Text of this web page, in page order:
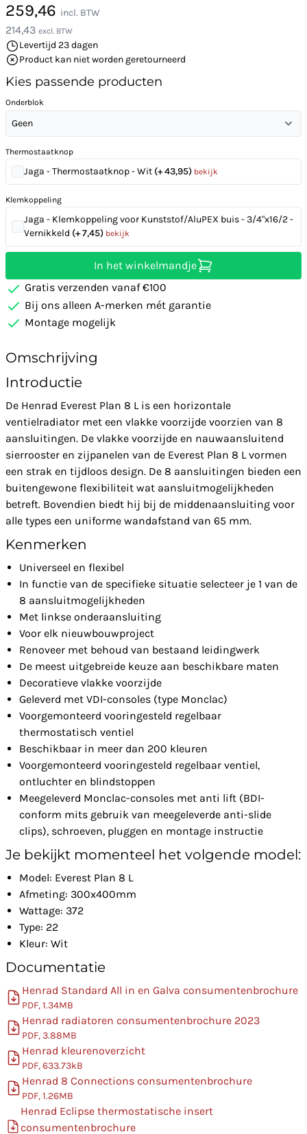
259,46 incl. BTW
214,43 excl. BTW
Levertijd 23 dagen
Product kan niet worden geretourneerd
Kies passende producten
Onderblok
Geen
Thermostaatknop
Jaga - Thermostaatknop - Wit (+ 43,95) bekijk
Klemkoppeling
Jaga - Klemkoppeling voor Kunststof/AluPEX buis - 3/4"x16/2 -
Vernikkeld (+ 7,45) bekijk
In het winkelmandje
Gratis verzenden vanaf €100
Bij ons alleen A-merken mét garantie
Montage mogelijk
Omschrijving
Introductie
De Henrad Everest Plan 8 L is een horizontale
ventielradiator met een vlakke voorzijde voorzien van 8
aansluitingen. De vlakke voorzijde en nauwaansluitend
sierrooster en zijpanelen van de Everest Plan 8 L vormen
een strak en tijdloos design. De 8 aansluitingen bieden een
buitengewone flexibiliteit wat aansluitmogelijkheden
betreft. Bovendien biedt hij bij de middenaansluiting voor
alle types een uniforme wandafstand van 65 mm.
Kenmerken
Universeel en flexibel
In functie van de specifieke situatie selecteer je 1 van de
8 aansluitmogelijkheden
Met linkse onderaansluiting
Voor elk nieuwbouwproject
Renoveer met behoud van bestaand leidingwerk
De meest uitgebreide keuze aan beschikbare maten
Decoratieve vlakke voorzijde
Geleverd met VDI-consoles (type Monclac)
Voorgemonteerd vooringesteld regelbaar
thermostatisch ventiel
Beschikbaar in meer dan 200 kleuren
Voorgemonteerd vooringesteld regelbaar ventiel,
ontluchter en blindstoppen
Meegeleverd Monclac-consoles met anti lift (BDI-
conform mits gebruik van meegeleverde anti-slide
clips), schroeven, pluggen en montage instructie
Je bekijkt momenteel het volgende model:
Model: Everest Plan 8 L
Afmeting: 300x400mm
Wattage: 372
Type: 22
Kleur: Wit
Documentatie
Henrad Standard All in en Galva consumentenbrochure
PDF, 1.34MB
Henrad radiatoren consumentenbrochure 2023
PDF, 3.88MB
Henrad kleurenoverzicht
PDF, 633.73kB
Henrad 8 Connections consumentenbrochure
PDF, 1.26MB
Henrad Eclipse thermostatische insert
consumentenbrochure